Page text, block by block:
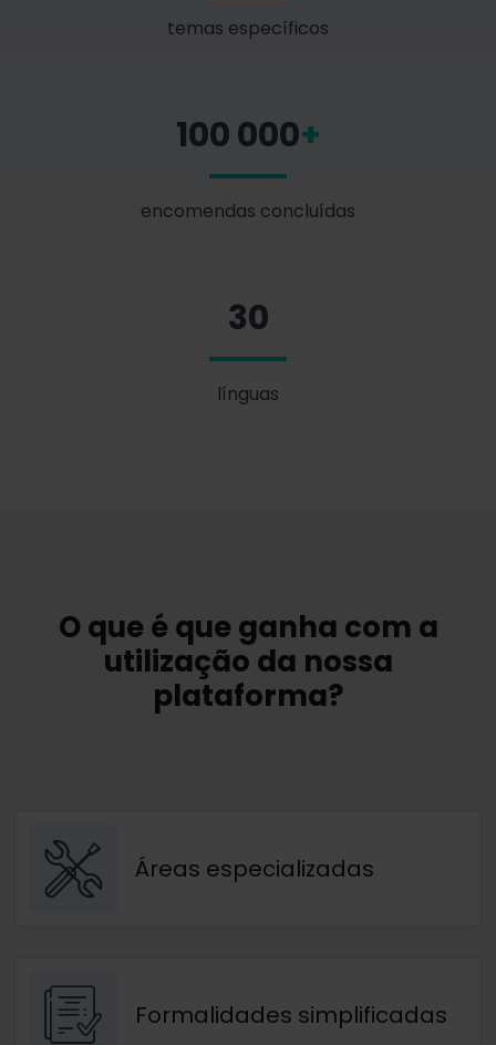
temas específicos
100 000+
encomendas concluídas
30
línguas
O que é que ganha com a
utilização da nossa
plataforma?
Áreas especializadas
Formalidades simplificadas